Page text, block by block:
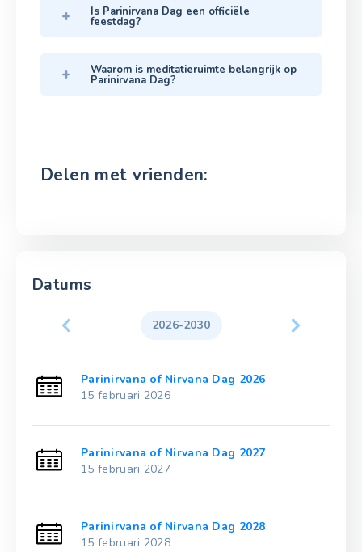
Is Parinirvana Dag een officiële
feestdag?
Waarom is meditatieruimte belangrijk op
Parinirvana Dag?
Delen met vrienden:
Datums
2026-2030
Parinirvana of Nirvana Dag 2026
15 februari 2026
Parinirvana of Nirvana Dag 2027
15 februari 2027
Parinirvana of Nirvana Dag 2028
15 februari 2028